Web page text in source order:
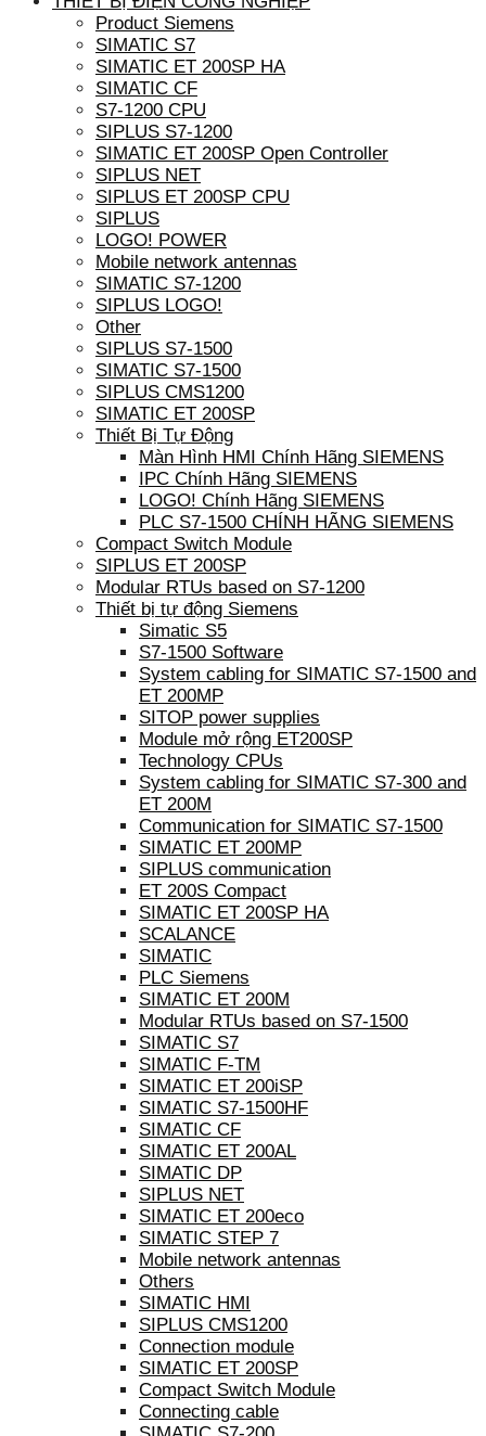
Product Siemens
SIMATIC S7
SIMATIC ET 200SP HA
SIMATIC CF
S7-1200 CPU
SIPLUS S7-1200
SIMATIC ET 200SP Open Controller
SIPLUS NET
SIPLUS ET 200SP CPU
SIPLUS
LOGO! POWER
Mobile network antennas
SIMATIC S7-1200
SIPLUS LOGO!
Other
SIPLUS S7-1500
SIMATIC S7-1500
SIPLUS CMS1200
SIMATIC ET 200SP
Thiết Bị Tự Động
Màn Hình HMI Chính Hãng SIEMENS
IPC Chính Hãng SIEMENS
LOGO! Chính Hãng SIEMENS
PLC S7-1500 CHÍNH HÃNG SIEMENS
Compact Switch Module
SIPLUS ET 200SP
Modular RTUs based on S7-1200
Thiết bị tự động Siemens
Simatic S5
S7-1500 Software
System cabling for SIMATIC S7-1500 and
ET 200MP
SITOP power supplies
Module mở rộng ET200SP
Technology CPUs
System cabling for SIMATIC S7-300 and
ET 200M
Communication for SIMATIC S7-1500
SIMATIC ET 200MP
SIPLUS communication
ET 200S Compact
SIMATIC ET 200SP HA
SCALANCE
SIMATIC
PLC Siemens
SIMATIC ET 200M
Modular RTUs based on S7-1500
SIMATIC S7
SIMATIC F-TM
SIMATIC ET 200iSP
SIMATIC S7-1500HF
SIMATIC CF
SIMATIC ET 200AL
SIMATIC DP
SIPLUS NET
SIMATIC ET 200eco
SIMATIC STEP 7
Mobile network antennas
Others
SIMATIC HMI
SIPLUS CMS1200
Connection module
SIMATIC ET 200SP
Compact Switch Module
Connecting cable